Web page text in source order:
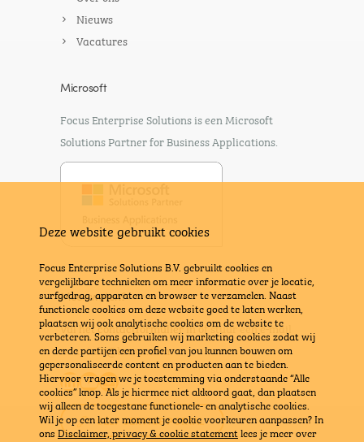
Nieuws
Vacatures
Microsoft
Focus Enterprise Solutions is een Microsoft
Solutions Partner for Business Applications.
Meer weten?
Vul het contactformulier inof stuur een e-mail
naarinfo@bravx.com
LinkedIn
YouTube
E-mail
SELF SERVICE PORTAL
Deze website gebruikt cookies
Focus Enterprise Solutions B.V. gebruikt cookies en
vergelijkbare technieken om meer informatie over je locatie,
surfgedrag, apparaten en browser te verzamelen. Naast
functionele cookies om deze website goed te laten werken,
plaatsen wij ook analytische cookies om de website te
verbeteren. Soms gebruiken wij marketing cookies zodat wij
en derde partijen een profiel van jou kunnen bouwen om
gepersonaliseerde content en producten aan te bieden.
Hiervoor vragen we je toestemming via onderstaande “Alle
cookies” knop. Als je hiermee niet akkoord gaat, dan plaatsen
wij alleen de toegestane functionele- en analytische cookies.
Wil je op een later moment je cookie voorkeuren aanpassen? In
ons Disclaimer, privacy & cookie statementlees je meer over